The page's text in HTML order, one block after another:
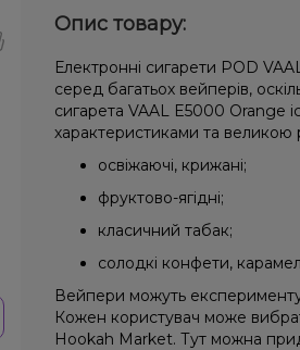
Опис товару:
Електронні сигарети POD
серед багатьох вейперів,
сигарета VAAL E5000 Orange
характеристиками та великою
освіжаючі, крижані;
фруктово-ягідні;
класичний табак;
солодкі конфети,
Вейпери можуть
Кожен користувач може
Hookah Market. Тут можна